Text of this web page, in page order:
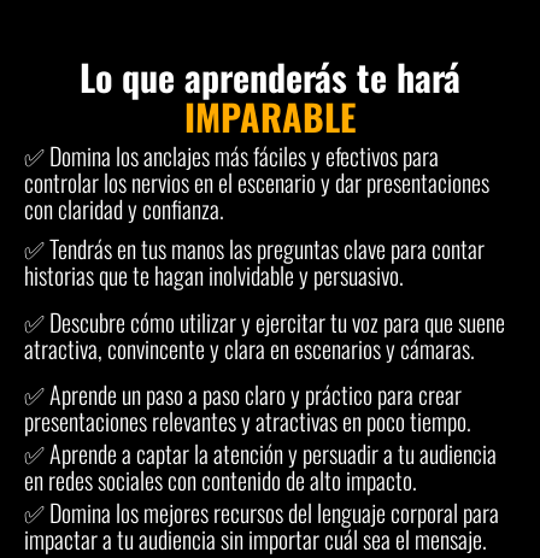
Lo que aprenderás te hará
IMPARABLE
✅ Domina los anclajes más fáciles y efectivos para
controlar los nervios en el escenario y dar presentaciones
con claridad y confianza.
✅ Tendrás en tus manos las preguntas clave para contar
historias que te hagan inolvidable y persuasivo.
✅ Descubre cómo utilizar y ejercitar tu voz para que suene
atractiva, convincente y clara en escenarios y cámaras.
✅ Aprende un paso a paso claro y práctico para crear
presentaciones relevantes y atractivas en poco tiempo.
✅ Aprende a captar la atención y persuadir a tu audiencia
en redes sociales con contenido de alto impacto.
✅ Domina los mejores recursos del lenguaje corporal para
impactar a tu audiencia sin importar cuál sea el mensaje.